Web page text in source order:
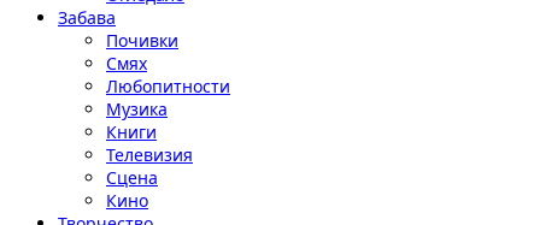
Забава
Почивки
Смях
Любопитности
Музика
Книги
Телевизия
Сцена
Кино